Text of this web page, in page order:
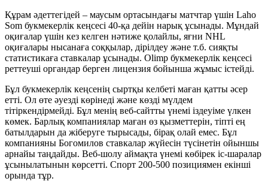
Құрам әдеттегідей – маусым ортасындағы матчтар үшін Laho
Som букмекерлік кеңсесі 40-қа дейін нарық ұсынады. Мұндай
оқиғалар үшін кез келген нәтиже қолайлы, яғни NHL
оқиғалары нысанаға соққылар, дірілдеу және т.б. сияқты
статистикаға ставкалар ұсынады. Olimp букмекерлік кеңсесі
реттеуші органдар берген лицензия бойынша жұмыс істейді.
Бұл букмекерлік кеңсенің сыртқы келбеті маған қатты әсер
етті. Ол өте әуезді көрінеді және көзді мүлдем
тітіркендірмейді. Бұл менің веб-сайтты үнемі іздеуіме үлкен
көмек. Барлық компаниялар маған өз қызметтерін, тіпті ең
батылдарын да жіберуге тырысады, бірақ олай емес. Бұл
компанияны Богомилов ставкалар жүйесін түсінетін ойыншы
арнайы таңдайды. Веб-шолу аймақта үнемі көбірек іс-шаралар
ұсынылатынын көрсетті. Спорт 200-500 позициямен екінші
орында тұр.